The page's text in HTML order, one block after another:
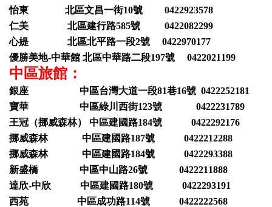
怡東 北區文昌一街10號 0422923578
仁美 北區建行路585號 0422082299
心媞 北區北平路一段2號 0422970177
優勝美地-中華館 北區中華路二段197號 0422021199
中區旅館：
銀座 中區台灣大道一段81巷16號 0422252181
寶華 中區綠川西街123號 0422231789
王冠（挪威森林） 中區建國路184號 0422292176
挪威森林 中區建國路187號 0422212288
挪威森林 中區建國路184號 0422293388
新盛橋 中區中山路26號 0422211888
達欣-中欣 中區建國路180號 0422293191
西苑 中區成功路114號 0422222568